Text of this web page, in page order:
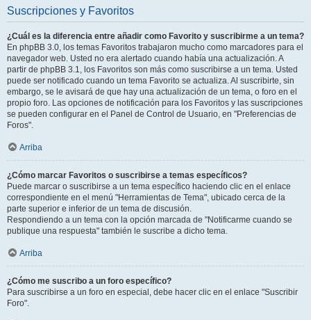
Suscripciones y Favoritos
¿Cuál es la diferencia entre añadir como Favorito y suscribirme a un tema?
En phpBB 3.0, los temas Favoritos trabajaron mucho como marcadores para el
navegador web. Usted no era alertado cuando había una actualización. A
partir de phpBB 3.1, los Favoritos son más como suscribirse a un tema. Usted
puede ser notificado cuando un tema Favorito se actualiza. Al suscribirte, sin
embargo, se le avisará de que hay una actualización de un tema, o foro en el
propio foro. Las opciones de notificación para los Favoritos y las suscripciones
se pueden configurar en el Panel de Control de Usuario, en "Preferencias de
Foros".
Arriba
¿Cómo marcar Favoritos o suscribirse a temas específicos?
Puede marcar o suscribirse a un tema específico haciendo clic en el enlace
correspondiente en el menú "Herramientas de Tema", ubicado cerca de la
parte superior e inferior de un tema de discusión.
Respondiendo a un tema con la opción marcada de "Notificarme cuando se
publique una respuesta" también le suscribe a dicho tema.
Arriba
¿Cómo me suscribo a un foro específico?
Para suscribirse a un foro en especial, debe hacer clic en el enlace "Suscribir
Foro".